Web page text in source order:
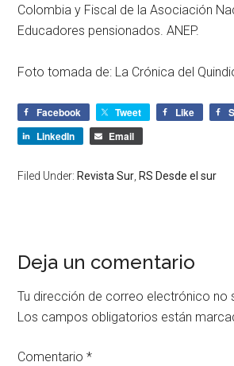
Colombia y Fiscal de la Asociación
Educadores pensionados. ANEP.
Foto tomada de: La Crónica del
Facebook Tweet Like
LinkedIn
Email
Filed Under: Revista Sur RS Desde el sur
Deja un comentario
Tu dirección de correo electrónico no
Los campos obligatorios están
Comentario*